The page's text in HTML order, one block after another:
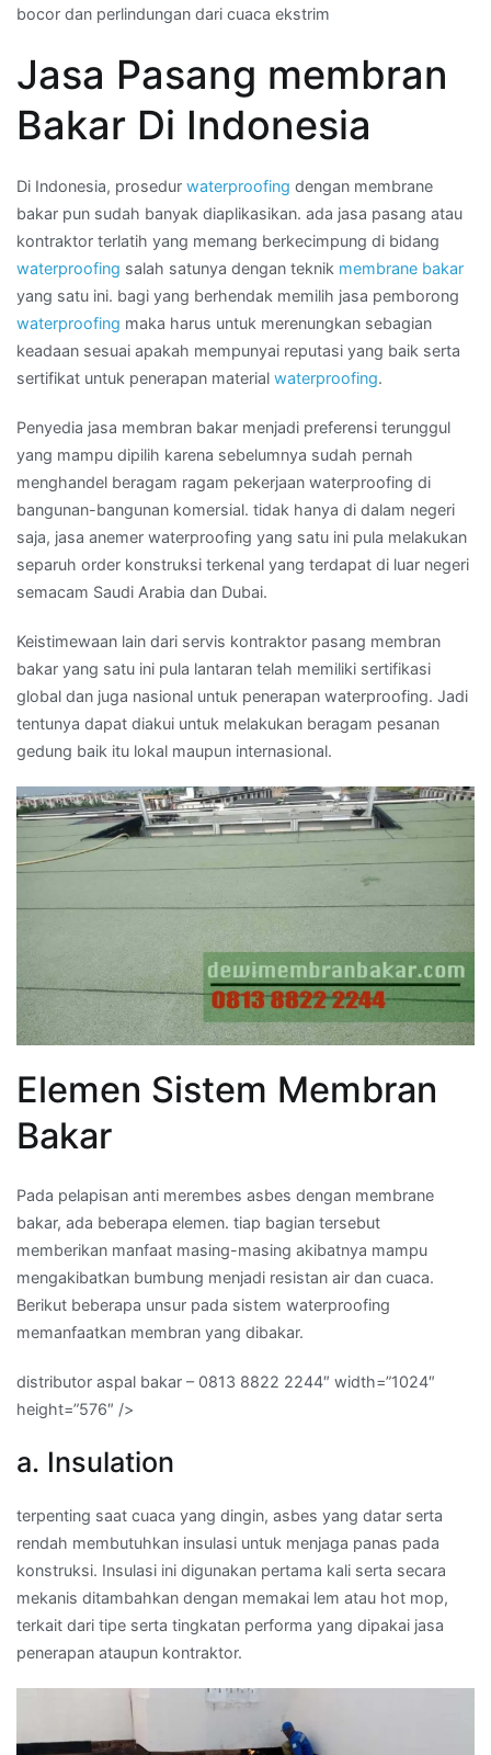
Kami
jual
waterproofing
Daerah
MATARAM
bocor dan perlindungan dari cuaca ekstrim
Jasa Pasang membran
Bakar Di Indonesia
Di Indonesia, prosedur waterproofing dengan membrane
bakar pun sudah banyak diaplikasikan. ada jasa pasang atau
kontraktor terlatih yang memang berkecimpung di bidang
waterproofing salah satunya dengan teknik membrane bakar
yang satu ini. bagi yang berhendak memilih jasa pemborong
waterproofing maka harus untuk merenungkan sebagian
keadaan sesuai apakah mempunyai reputasi yang baik serta
sertifikat untuk penerapan material waterproofing.
Penyedia jasa membran bakar menjadi preferensi terunggul
yang mampu dipilih karena sebelumnya sudah pernah
menghandel beragam ragam pekerjaan waterproofing di
bangunan-bangunan komersial. tidak hanya di dalam negeri
saja, jasa anemer waterproofing yang satu ini pula melakukan
separuh order konstruksi terkenal yang terdapat di luar negeri
semacam Saudi Arabia dan Dubai.
Keistimewaan lain dari servis kontraktor pasang membran
bakar yang satu ini pula lantaran telah memiliki sertifikasi
global dan juga nasional untuk penerapan waterproofing. Jadi
tentunya dapat diakui untuk melakukan beragam pesanan
gedung baik itu lokal maupun internasional.
Elemen Sistem Membran
Bakar
Pada pelapisan anti merembes asbes dengan membrane
bakar, ada beberapa elemen. tiap bagian tersebut
memberikan manfaat masing-masing akibatnya mampu
mengakibatkan bumbung menjadi resistan air dan cuaca.
Berikut beberapa unsur pada sistem waterproofing
memanfaatkan membran yang dibakar.
distributor aspal bakar – 0813 8822 2244″ width=”1024″
height=”576″ />
a. Insulation
terpenting saat cuaca yang dingin, asbes yang datar serta
rendah membutuhkan insulasi untuk menjaga panas pada
konstruksi. Insulasi ini digunakan pertama kali serta secara
mekanis ditambahkan dengan memakai lem atau hot mop,
terkait dari tipe serta tingkatan performa yang dipakai jasa
penerapan ataupun kontraktor.